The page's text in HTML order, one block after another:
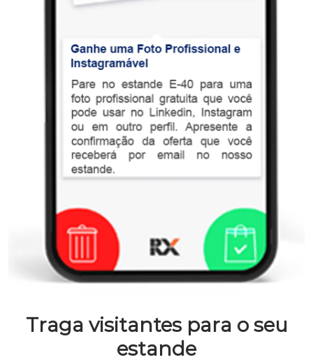
Traga visitantes para o seu
estande